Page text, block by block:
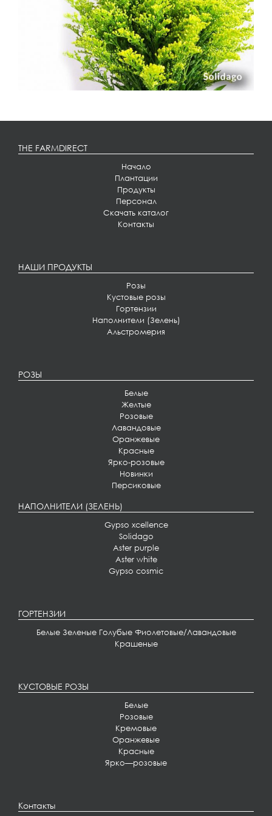
THE FARMDIRECT
Начало
Плантации
Продукты
Персонал
Скачать каталог
Контакты
НАШИ ПРОДУКТЫ
Розы
Кустовые розы
Гортензии
Наполнители (Зелень)
Альстромерия
РОЗЫ
Белые
Желтые
Розовые
Лавандовые
Оранжевые
Красные
Ярко-розовые
Новинки
Персиковые
НАПОЛНИТЕЛИ (ЗЕЛЕНЬ)
Gypso xcellence
Solidago
Aster purple
Aster white
Gypso cosmic
ГОРТЕНЗИИ
Белые Зеленые Голубые Фиолетовые/Лавандовые
Крашеные
КУСТОВЫЕ РОЗЫ
Белые
Розовые
Кремовые
Оранжевые
Красные
Ярко—розовые
Контакты